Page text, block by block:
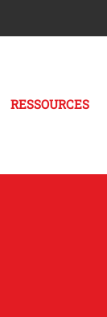
RESSOURCES